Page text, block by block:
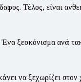
Τέλος, είναι
ξεσκόνισμα ανά
να ξεχωρίζει